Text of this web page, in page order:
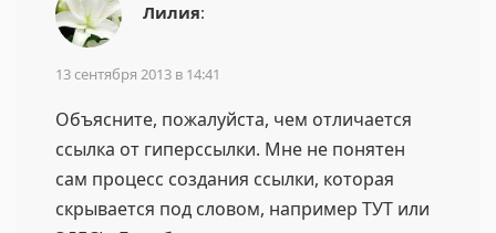
Лилия:
13 сентября 2013 в 14:41
Объясните, пожалуйста, чем отличается
ссылка от гиперссылки. Мне не понятен
сам процесс создания ссылки, которая
скрывается под словом, например ТУТ или